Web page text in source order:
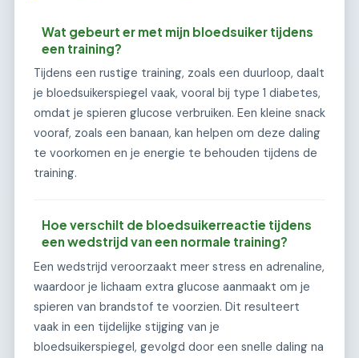
Wat gebeurt er met mijn bloedsuiker tijdens
een training?
Tijdens een rustige training, zoals een duurloop, daalt
je bloedsuikerspiegel vaak, vooral bij type 1 diabetes,
omdat je spieren glucose verbruiken. Een kleine snack
vooraf, zoals een banaan, kan helpen om deze daling
te voorkomen en je energie te behouden tijdens de
training.
Hoe verschilt de bloedsuikerreactie tijdens
een wedstrijd van een normale training?
Een wedstrijd veroorzaakt meer stress en adrenaline,
waardoor je lichaam extra glucose aanmaakt om je
spieren van brandstof te voorzien. Dit resulteert
vaak in een tijdelijke stijging van je
bloedsuikerspiegel, gevolgd door een snelle daling na